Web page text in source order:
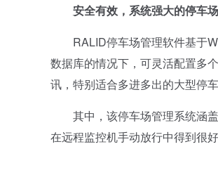
安全有效，系统强大的停车
RALID停车场管理软件基于
数据库的情况下，可灵活配置多
讯，特别适合多进多出的大型停
其中，该停车场管理系统涵盖
在远程监控机手动放行中得到很